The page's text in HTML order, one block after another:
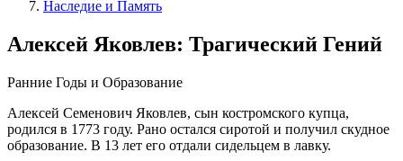
Наследие и Память
Алексей Яковлев: Трагический Гений
Ранние Годы и Образование
Алексей Семенович Яковлев, сын костромского купца,
родился в 1773 году. Рано остался сиротой и получил скудное
образование. В 13 лет его отдали сидельцем в лавку.